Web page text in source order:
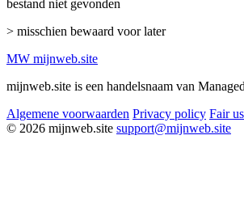
bestand niet gevonden
> misschien bewaard voor later
MW mijnweb.site
mijnweb.site is een handelsnaam van
Algemene voorwaarden Privacy policy Fair
© 2026 mijnweb.site support@mijnweb.site